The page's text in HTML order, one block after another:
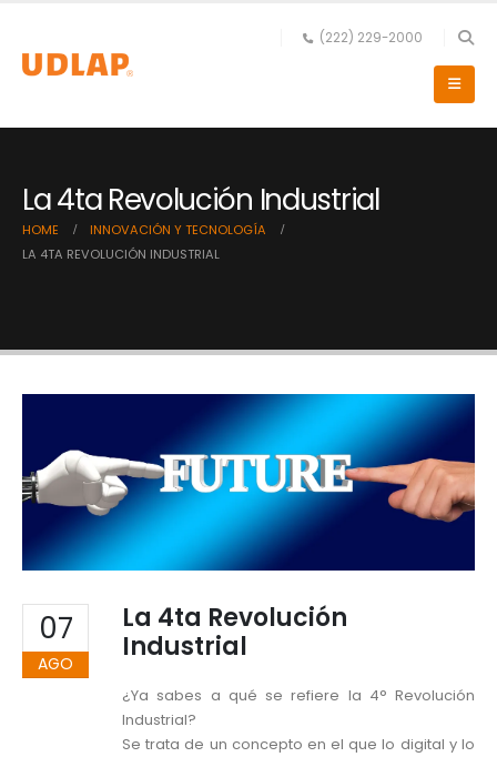
(222) 229-2000
La 4ta Revolución Industrial
HOME
INNOVACIÓN Y TECNOLOGÍA
LA 4TA REVOLUCIÓN INDUSTRIAL
07
AGO
La 4ta Revolución
Industrial
¿Ya sabes a qué se refiere la 4° Revolución
Industrial?
Se trata de un concepto en el que lo digital y lo